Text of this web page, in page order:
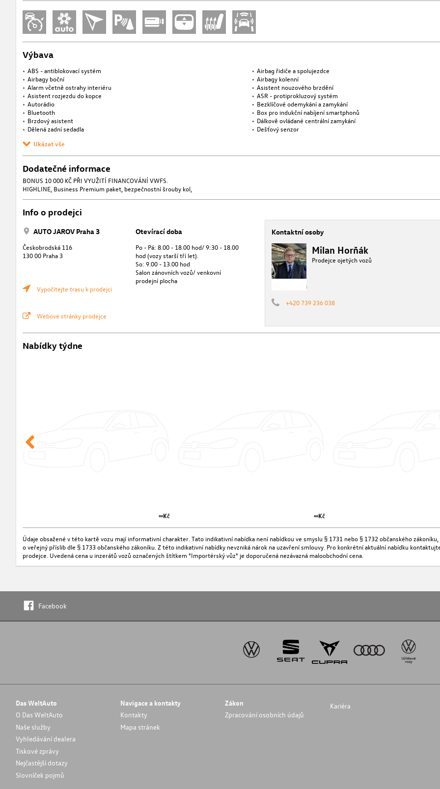
Výbava
ABS - antiblokovací systém
Airbag řidiče a spolujezdce
Airbagy boční
Airbagy kolenní
Alarm včetně ostrahy interiéru
Asistent nouzového brzdění
Asistent rozjezdu do kopce
ASR - protiprokluzový systém
Autorádio
Bezklíčové odemykání a zamykání
Bluetooth
Box pro indukční nabíjení smartphonů
Brzdový asistent
Dálkově ovládané centrální zamykání
Dělená zadní sedadla
Dešťový senzor
Ukázat vše
Dodatečné informace
BONUS 10 000 KČ PŘI VYUŽITÍ FINANCOVÁNÍ VWFS.
HIGHLINE, Business Premium paket, bezpečnostní šrouby kol,
Info o prodejci
AUTO JAROV Praha 3
Českobrodská 116
130 00 Praha 3
Vypočítejte trasu k prodejci
Webové stránky prodejce
Otevírací doba
Po - Pá: 8.00 - 18.00 hod/ 9:30 - 18.00
hod (vozy starší tří let).
So: 9.00 - 13.00 hod
Salon zánovních vozů/ venkovní
prodejní plocha
Kontaktní osoby
Milan Horňák
Prodejce ojetých vozů
+420 739 236 038
Nabídky týdne
∞Kč ∞Kč
Údaje obsažené v této kartě vozu mají informativní charakter. Tato indikativní nabídka není nabídkou ve smyslu § 1731 nebo § 1732 občanského zákoníku,
o veřejný příslib dle § 1733 občanského zákoníku. Z této indikativní nabídky nevzniká nárok na uzavření smlouvy. Pro konkrétní aktuální nabídku
prodejce. Uvedená cena u inzerátů vozů označených štítkem "Importérský vůz" je doporučená nezávazná maloobchodní cena.
Facebook
Das WeltAuto
O Das WeltAuto
Naše služby
Vyhledávání dealera
Tiskové zprávy
Nejčastější dotazy
Slovníček pojmů
Navigace a kontakty
Kontakty
Mapa stránek
Zákon
Zpracování osobních údajů
Kariéra